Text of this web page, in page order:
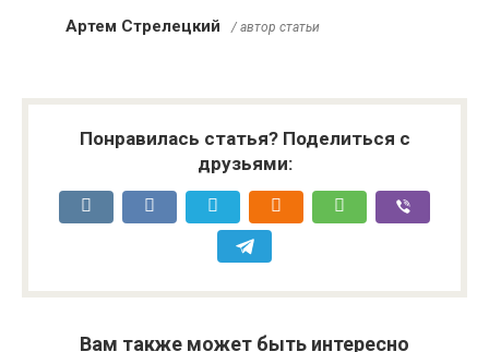
Артем Стрелецкий / автор статьи
Понравилась статья? Поделиться с
друзьями:
Вам также может быть интересно